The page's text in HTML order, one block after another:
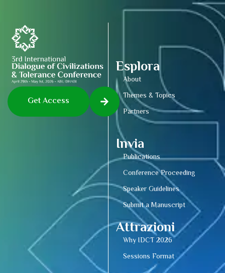
Get Access
Esplora
About
Themes & Topics
Partners
Invia
Publications
Conference Proceeding
Speaker Guidelines
Submit a Manuscript
Attrazioni
Why IDCT 2026
Sessions Format